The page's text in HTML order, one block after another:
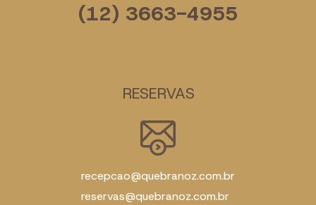
(12) 3663-4955
RESERVAS
recepcao@quebranoz.com.br
reservas@quebranoz.com.br